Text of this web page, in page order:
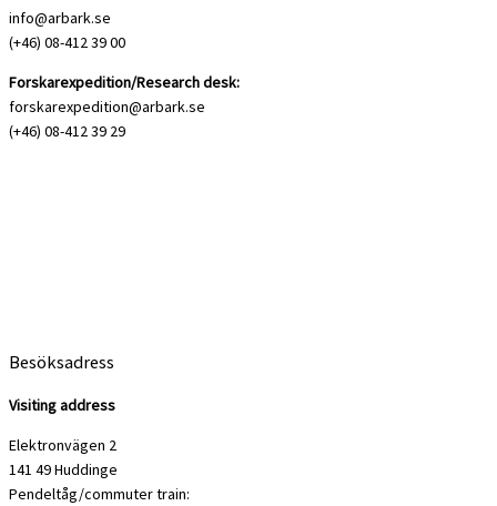
info@arbark.se
(+46) 08-412 39 00
Forskarexpedition/Research desk:
forskarexpedition@arbark.se
(+46) 08-412 39 29
Besöksadress
Visiting address
Elektronvägen 2
141 49 Huddinge
Pendeltåg/commuter train: